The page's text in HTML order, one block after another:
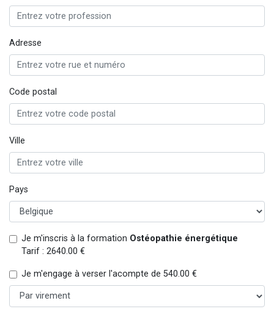
Adresse
Code postal
Ville
Pays
Je m'inscris à la formation Ostéopathie énergétique
Tarif : 2640.00 €
Je m'engage à verser l'acompte de 540.00 €